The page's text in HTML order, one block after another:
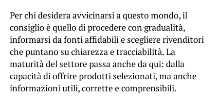
Per chi desidera avvicinarsi a questo mondo, il
consiglio è quello di procedere con gradualità,
informarsi da fonti affidabili e scegliere rivenditori
che puntano su chiarezza e tracciabilità. La
maturità del settore passa anche da qui: dalla
capacità di offrire prodotti selezionati, ma anche
informazioni utili, corrette e comprensibili.